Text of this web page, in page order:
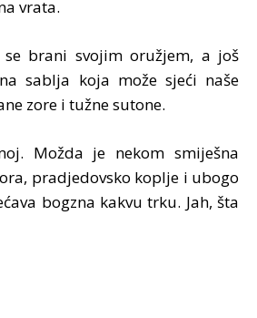
vrata.
se brani svojim oružjem, a još
sablja koja može sjeći naše
zore i tužne sutone.
Možda je nekom smiješna
pradjedovsko koplje i ubogo
bogzna kakvu trku. Jah, šta